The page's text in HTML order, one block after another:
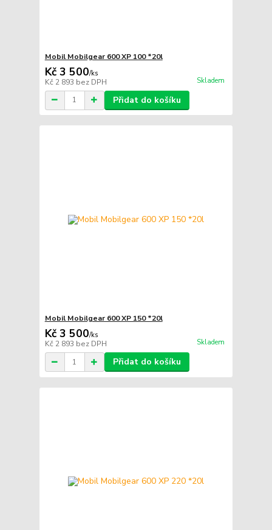
Mobil Mobilgear 600 XP 100 *20l
Kč 3 500/ks
Kč 2 893 bez DPH Skladem
Přidat do košíku
Mobil Mobilgear 600 XP 150 *20l
Kč 3 500/ks
Kč 2 893 bez DPH Skladem
Přidat do košíku